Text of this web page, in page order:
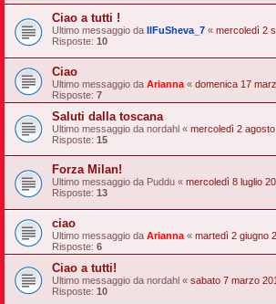
Ciao a tutti !
Ultimo messaggio da IlFuSheva_7 « mercoledì 2
Risposte: 10
Ciao
Ultimo messaggio da Arianna « domenica 17
Risposte: 7
Saluti dalla toscana
Ultimo messaggio da nordahl « mercoledì 2
Risposte: 15
Forza Milan!
Ultimo messaggio da Puddu « mercoledì 8 luglio
Risposte: 13
ciao
Ultimo messaggio da Arianna « martedì 2 giugno
Risposte: 6
Ciao a tutti!
Ultimo messaggio da nordahl « sabato 7 marzo
Risposte: 10